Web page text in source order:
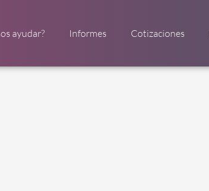
ayudar? Informes Cotizaciones